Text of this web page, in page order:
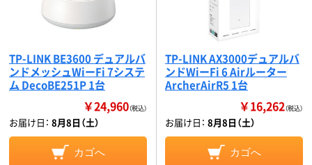
TP-LINK BE3600 デュアルバ
ンドメッシュWiーFi 7システ
ム DecoBE251P 1台
￥24,960（税込）
お届け日： 8月8日（土）
カゴへ
TP-LINK AX3000デュアルバ
ンドWiーFi 6 Airルーター
ArcherAirR5 1台
￥16,262（税込）
お届け日： 8月8日（土）
カゴへ